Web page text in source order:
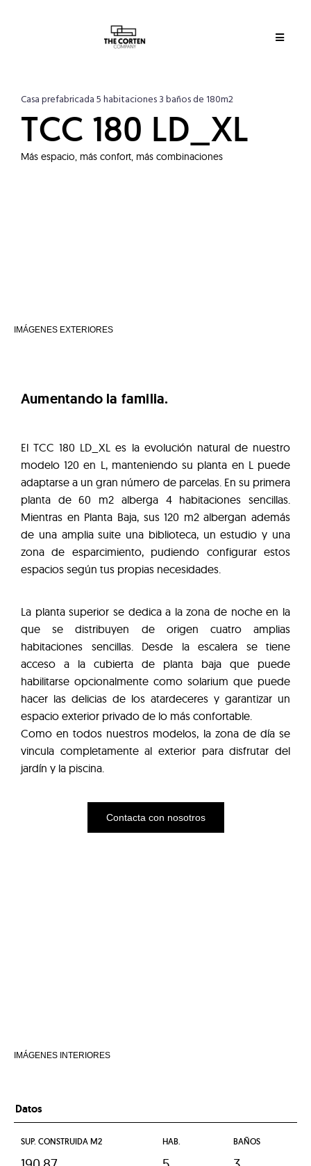
Casa prefabricada 5 habitaciones 3 baños de 180m2
TCC 180 LD_XL
Más espacio, más confort, más combinaciones
IMÁGENES EXTERIORES
Aumentando la familia.
El TCC 180 LD_XL es la evolución natural de nuestro
modelo 120 en L, manteniendo su planta en L puede
adaptarse a un gran número de parcelas. En su primera
planta de 60 m2 alberga 4 habitaciones sencillas.
Mientras en Planta Baja, sus 120 m2 albergan además
de una amplia suite una biblioteca, un estudio y una
zona de esparcimiento, pudiendo configurar estos
espacios según tus propias necesidades.
La planta superior se dedica a la zona de noche en la
que se distribuyen de origen cuatro amplias
habitaciones sencillas. Desde la escalera se tiene
acceso a la cubierta de planta baja que puede
habilitarse opcionalmente como solarium que puede
hacer las delicias de los atardeceres y garantizar un
espacio exterior privado de lo más confortable.
Como en todos nuestros modelos, la zona de día se
vincula completamente al exterior para disfrutar del
jardín y la piscina.
Contacta con nosotros
IMÁGENES INTERIORES
Datos
SUP. CONSTRUIDA M2 HAB. BAÑOS